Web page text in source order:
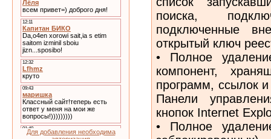
Для добавления необходима
поиска,
подключенные
открытый ключ
• Полное
компонент,
программ, ссылок
Панели
кнопок Internet
• Полное